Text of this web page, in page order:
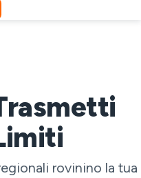
rovinino la tua